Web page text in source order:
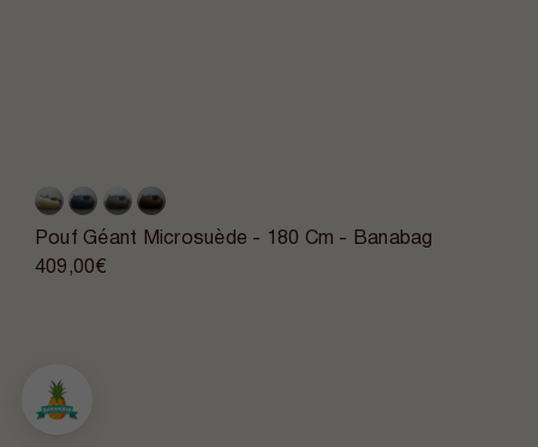
Pouf Géant Microsuède - 180 Cm - Banabag
409,00€